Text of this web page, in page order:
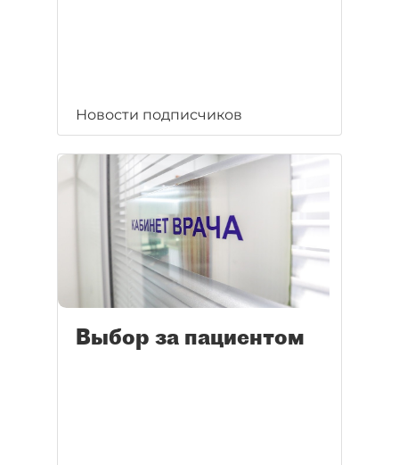
Новости подписчиков
Выбор за пациентом